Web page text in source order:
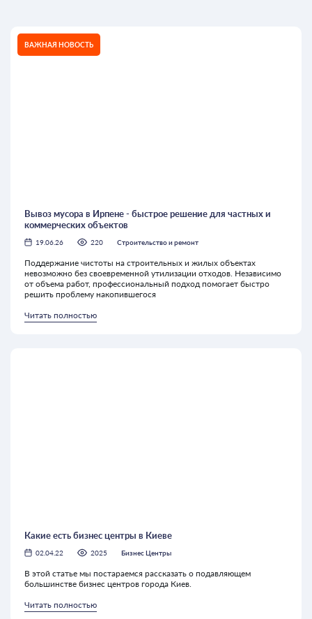
ВАЖНАЯ НОВОСТЬ
Вывоз мусора в Ирпене - быстрое решение для частных и
коммерческих объектов
19.06.26 220 Строительство и ремонт
Поддержание чистоты на строительных и жилых объектах
невозможно без своевременной утилизации отходов. Независимо
от объема работ, профессиональный подход помогает быстро
решить проблему накопившегося
Читать полностью
Какие есть бизнес центры в Киеве
02.04.22 2025 Бизнес Центры
В этой статье мы постараемся рассказать о подавляющем
большинстве бизнес центров города Киев.
Читать полностью